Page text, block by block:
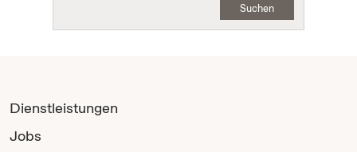
Suchen
Dienstleistungen
Jobs